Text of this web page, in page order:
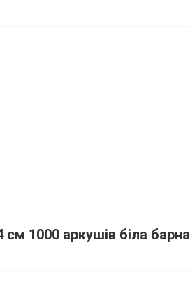
1000 аркушів біла барна